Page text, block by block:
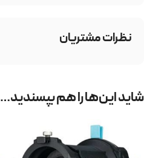
نظرات مشتریان
شاید این‌ها را هم بپسندید…